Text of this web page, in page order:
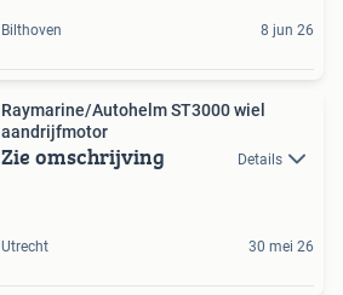
Bilthoven 8 jun 26
Raymarine/Autohelm ST3000 wiel
aandrijfmotor
Zie omschrijving Details
Utrecht 30 mei 26